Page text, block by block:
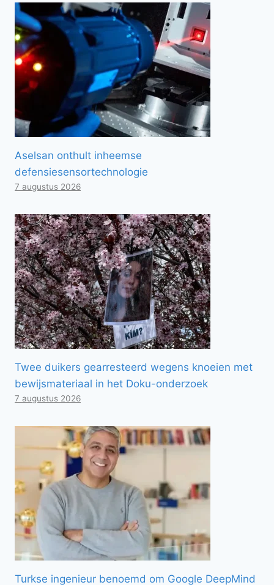
Aselsan onthult inheemse
defensiesensortechnologie
7 augustus 2026
Twee duikers gearresteerd wegens knoeien met
bewijsmateriaal in het Doku-onderzoek
7 augustus 2026
Turkse ingenieur benoemd om Google DeepMind